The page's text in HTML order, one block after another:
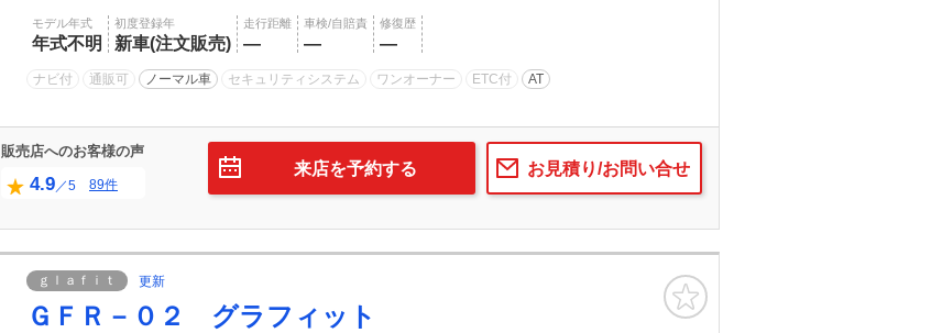
モデル年式
年式不明
初度登録年
新車(注文販売)
走行距離
―
車検/自賠責
―
修復歴
―
ナビ付 通販可 ノーマル車 セキュリティシステム ワンオーナー ETC付 AT
販売店へのお客様の声
4.9／5 89件
お見積り/お問い合せ
来店を予約する
ｇｌａｆｉｔ 更新
ＧＦＲ－０２ グラフィット